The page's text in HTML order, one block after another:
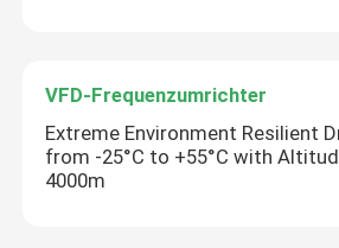
VFD-Frequenzumrichter
Extreme Environment Resilient
from -25°C to +55°C with
4000m